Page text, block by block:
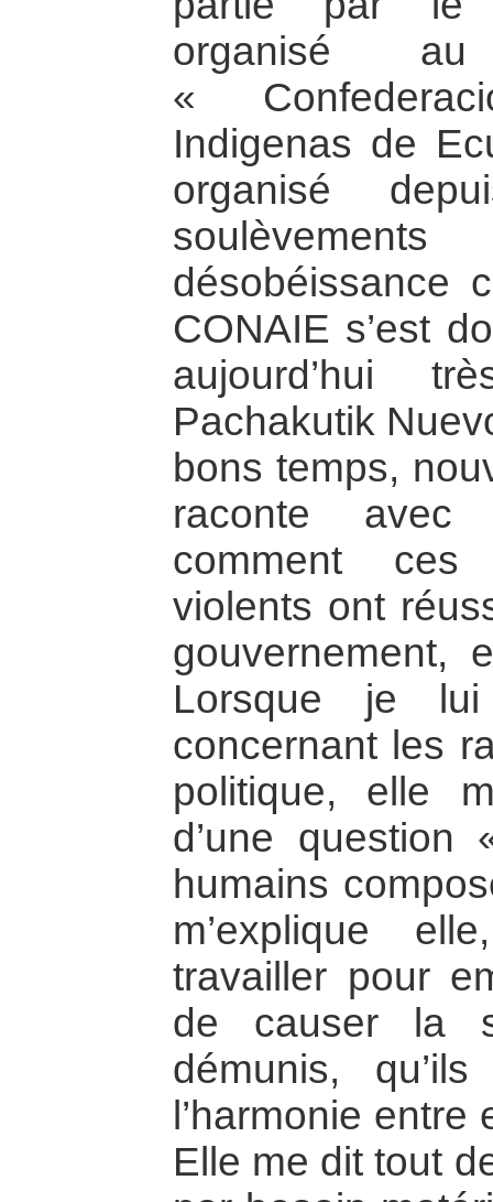
organisé
«
Indigenas de
organisé
soulèvements
désobéissance
CONAIE s’est
aujourd’hui
Pachakutik
bons temps,
raconte avec
comment ces
violents ont
gouvernement,
Lorsque je
concernant les
politique, elle
d’une
humains
m’explique
travailler pour
de causer la
démunis,
l’harmonie
Elle me dit tout